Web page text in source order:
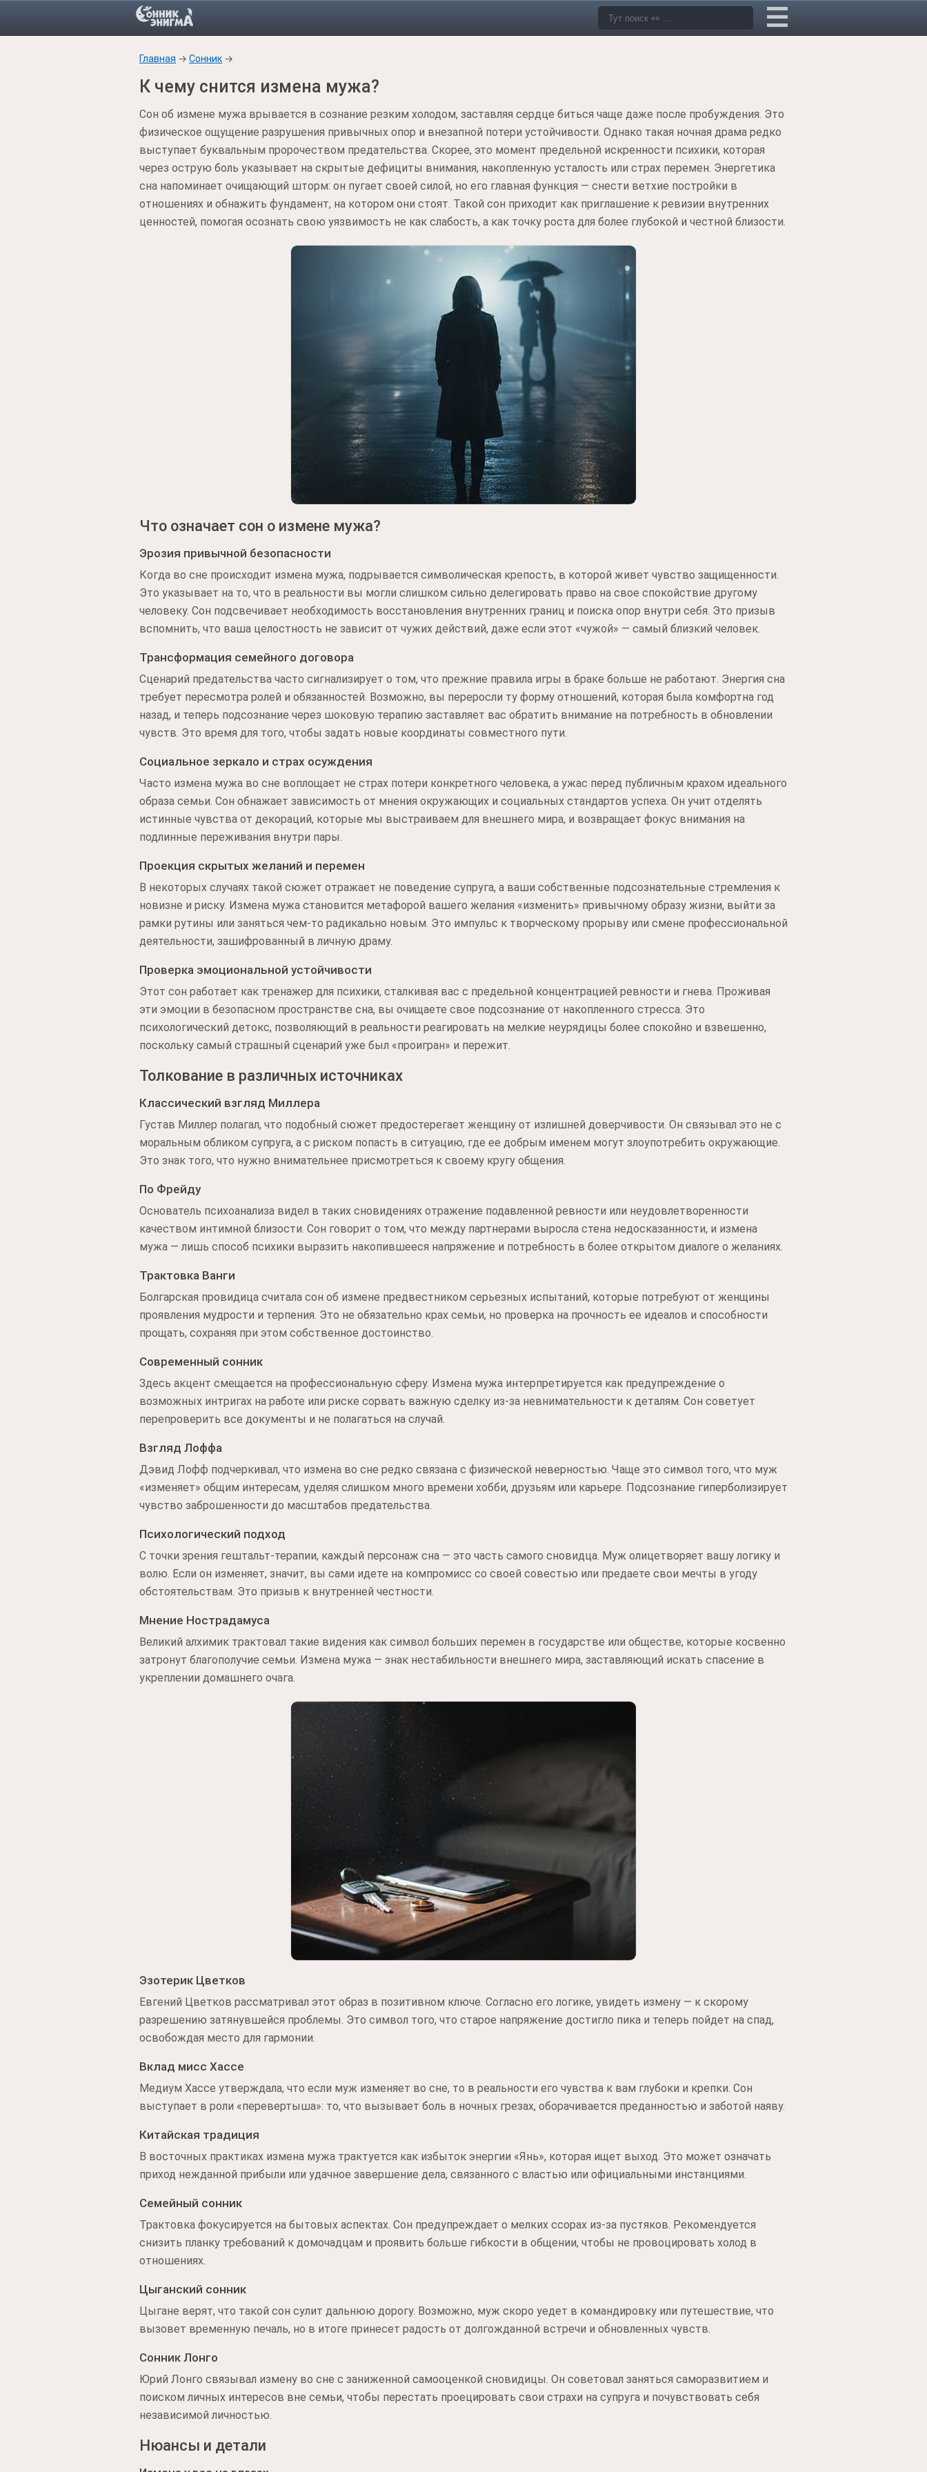
Главная → Сонник →
К чему снится измена мужа?
Сон об измене мужа врывается в сознание резким холодом, заставляя сердце биться чаще даже после пробуждения. Это
физическое ощущение разрушения привычных опор и внезапной потери устойчивости. Однако такая ночная драма редко
выступает буквальным пророчеством предательства. Скорее, это момент предельной искренности психики, которая
через острую боль указывает на скрытые дефициты внимания, накопленную усталость или страх перемен. Энергетика
сна напоминает очищающий шторм: он пугает своей силой, но его главная функция — снести ветхие постройки в
отношениях и обнажить фундамент, на котором они стоят. Такой сон приходит как приглашение к ревизии внутренних
ценностей, помогая осознать свою уязвимость не как слабость, а как точку роста для более глубокой и честной близости.
Что означает сон о измене мужа?
Эрозия привычной безопасности
Когда во сне происходит измена мужа, подрывается символическая крепость, в которой живет чувство защищенности.
Это указывает на то, что в реальности вы могли слишком сильно делегировать право на свое спокойствие другому
человеку. Сон подсвечивает необходимость восстановления внутренних границ и поиска опор внутри себя. Это призыв
вспомнить, что ваша целостность не зависит от чужих действий, даже если этот «чужой» — самый близкий человек.
Трансформация семейного договора
Сценарий предательства часто сигнализирует о том, что прежние правила игры в браке больше не работают. Энергия сна
требует пересмотра ролей и обязанностей. Возможно, вы переросли ту форму отношений, которая была комфортна год
назад, и теперь подсознание через шоковую терапию заставляет вас обратить внимание на потребность в обновлении
чувств. Это время для того, чтобы задать новые координаты совместного пути.
Социальное зеркало и страх осуждения
Часто измена мужа во сне воплощает не страх потери конкретного человека, а ужас перед публичным крахом идеального
образа семьи. Сон обнажает зависимость от мнения окружающих и социальных стандартов успеха. Он учит отделять
истинные чувства от декораций, которые мы выстраиваем для внешнего мира, и возвращает фокус внимания на
подлинные переживания внутри пары.
Проекция скрытых желаний и перемен
В некоторых случаях такой сюжет отражает не поведение супруга, а ваши собственные подсознательные стремления к
новизне и риску. Измена мужа становится метафорой вашего желания «изменить» привычному образу жизни, выйти за
рамки рутины или заняться чем-то радикально новым. Это импульс к творческому прорыву или смене профессиональной
деятельности, зашифрованный в личную драму.
Проверка эмоциональной устойчивости
Этот сон работает как тренажер для психики, сталкивая вас с предельной концентрацией ревности и гнева. Проживая
эти эмоции в безопасном пространстве сна, вы очищаете свое подсознание от накопленного стресса. Это
психологический детокс, позволяющий в реальности реагировать на мелкие неурядицы более спокойно и взвешенно,
поскольку самый страшный сценарий уже был «проигран» и пережит.
Толкование в различных источниках
Классический взгляд Миллера
Густав Миллер полагал, что подобный сюжет предостерегает женщину от излишней доверчивости. Он связывал это не с
моральным обликом супруга, а с риском попасть в ситуацию, где ее добрым именем могут злоупотребить окружающие.
Это знак того, что нужно внимательнее присмотреться к своему кругу общения.
По Фрейду
Основатель психоанализа видел в таких сновидениях отражение подавленной ревности или неудовлетворенности
качеством интимной близости. Сон говорит о том, что между партнерами выросла стена недосказанности, и измена
мужа — лишь способ психики выразить накопившееся напряжение и потребность в более открытом диалоге о желаниях.
Трактовка Ванги
Болгарская провидица считала сон об измене предвестником серьезных испытаний, которые потребуют от женщины
проявления мудрости и терпения. Это не обязательно крах семьи, но проверка на прочность ее идеалов и способности
прощать, сохраняя при этом собственное достоинство.
Современный сонник
Здесь акцент смещается на профессиональную сферу. Измена мужа интерпретируется как предупреждение о
возможных интригах на работе или риске сорвать важную сделку из-за невнимательности к деталям. Сон советует
перепроверить все документы и не полагаться на случай.
Взгляд Лоффа
Дэвид Лофф подчеркивал, что измена во сне редко связана с физической неверностью. Чаще это символ того, что муж
«изменяет» общим интересам, уделяя слишком много времени хобби, друзьям или карьере. Подсознание гиперболизирует
чувство заброшенности до масштабов предательства.
Психологический подход
С точки зрения гештальт-терапии, каждый персонаж сна — это часть самого сновидца. Муж олицетворяет вашу логику и
волю. Если он изменяет, значит, вы сами идете на компромисс со своей совестью или предаете свои мечты в угоду
обстоятельствам. Это призыв к внутренней честности.
Мнение Нострадамуса
Великий алхимик трактовал такие видения как символ больших перемен в государстве или обществе, которые косвенно
затронут благополучие семьи. Измена мужа — знак нестабильности внешнего мира, заставляющий искать спасение в
укреплении домашнего очага.
Эзотерик Цветков
Евгений Цветков рассматривал этот образ в позитивном ключе. Согласно его логике, увидеть измену — к скорому
разрешению затянувшейся проблемы. Это символ того, что старое напряжение достигло пика и теперь пойдет на спад,
освобождая место для гармонии.
Вклад мисс Хассе
Медиум Хассе утверждала, что если муж изменяет во сне, то в реальности его чувства к вам глубоки и крепки. Сон
выступает в роли «перевертыша»: то, что вызывает боль в ночных грезах, оборачивается преданностью и заботой наяву.
Китайская традиция
В восточных практиках измена мужа трактуется как избыток энергии «Янь», которая ищет выход. Это может означать
приход нежданной прибыли или удачное завершение дела, связанного с властью или официальными инстанциями.
Семейный сонник
Трактовка фокусируется на бытовых аспектах. Сон предупреждает о мелких ссорах из-за пустяков. Рекомендуется
снизить планку требований к домочадцам и проявить больше гибкости в общении, чтобы не провоцировать холод в
отношениях.
Цыганский сонник
Цыгане верят, что такой сон сулит дальнюю дорогу. Возможно, муж скоро уедет в командировку или путешествие, что
вызовет временную печаль, но в итоге принесет радость от долгожданной встречи и обновленных чувств.
Сонник Лонго
Юрий Лонго связывал измену во сне с заниженной самооценкой сновидицы. Он советовал заняться саморазвитием и
поиском личных интересов вне семьи, чтобы перестать проецировать свои страхи на супруга и почувствовать себя
независимой личностью.
Нюансы и детали